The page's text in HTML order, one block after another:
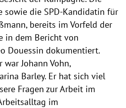
sowie die SPD-Kandidatin für
bereits im Vorfeld der
in dem Bericht von
Douessin dokumentiert.
war Johann Vohn,
Barley. Er hat sich viel
Fragen zur Arbeit im
im